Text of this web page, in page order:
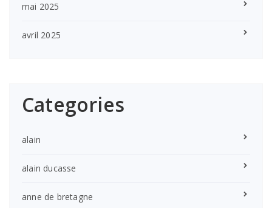
mai 2025
avril 2025
Categories
alain
alain ducasse
anne de bretagne